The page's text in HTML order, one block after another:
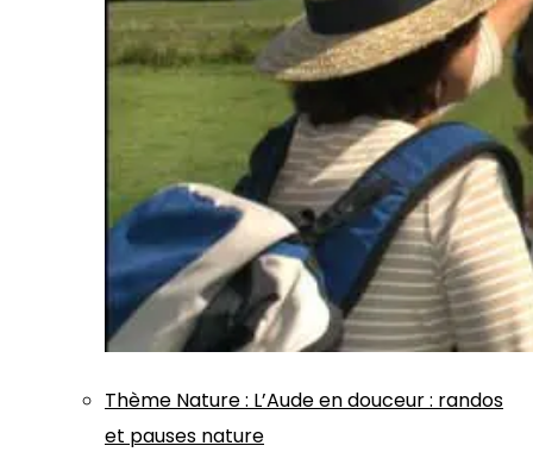
Thème Nature: L’Aude en douceur : randos
et pauses nature